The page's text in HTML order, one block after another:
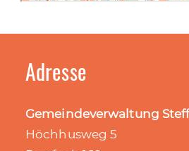
Adresse
Gemeindeverwaltung
Höchhusweg 5